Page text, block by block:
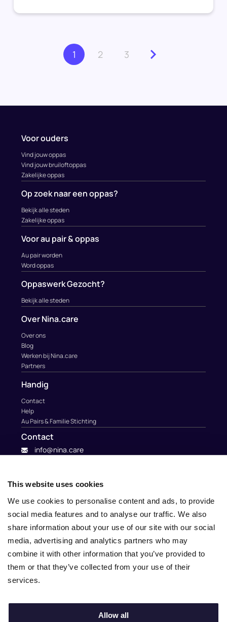
This website uses cookies
We use cookies to personalise content and ads, to provide
social media features and to analyse our traffic. We also
share information about your use of our site with our social
media, advertising and analytics partners who may
combine it with other information that you’ve provided to
them or that they’ve collected from your use of their
services.
Allow all
1 2 3
Voor ouders
Vind jouw oppas
Vind jouw bruiloftoppas
Zakelijke oppas
Op zoek naar een oppas?
Bekijk alle steden
Zakelijke oppas
Voor au pair & oppas
Au pair worden
Word oppas
Oppaswerk Gezocht?
Bekijk alle steden
Over Nina.care
Over ons
Blog
Werken bij Nina.care
Partners
Handig
Contact
Help
Au Pairs & Familie Stichting
Contact
info@nina.care
© 2010 – 2025 Nina.care –